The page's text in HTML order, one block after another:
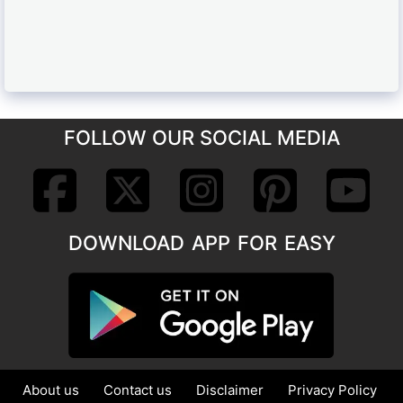
FOLLOW OUR SOCIAL MEDIA
DOWNLOAD APP FOR EASY
About us Contact us Disclaimer Privacy Policy